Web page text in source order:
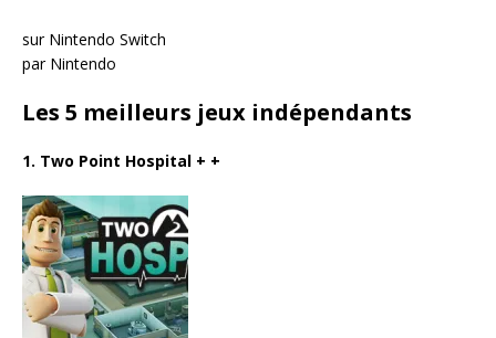
sur Nintendo Switch
par Nintendo
Les 5 meilleurs jeux indépendants
1. Two Point Hospital + +